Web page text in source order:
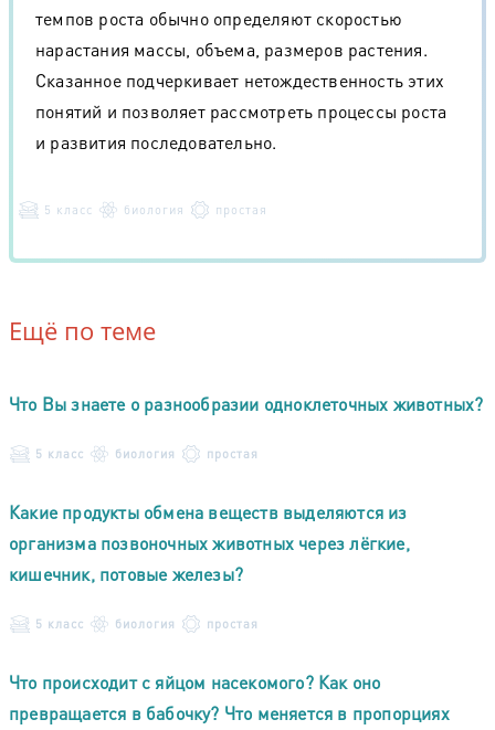
темпов роста обычно определяют скоростью
нарастания массы, объема, размеров растения.
Сказанное подчеркивает нетождественность этих
понятий и позволяет рассмотреть процессы роста
и развития последовательно.
5 класс биология простая
Ещё по теме
Что Вы знаете о разнообразии одноклеточных животных?
5 класс биология простая
Какие продукты обмена веществ выделяются из
организма позвоночных животных через лёгкие,
кишечник, потовые железы?
5 класс биология простая
Что происходит с яйцом насекомого? Как оно
превращается в бабочку? Что меняется в пропорциях